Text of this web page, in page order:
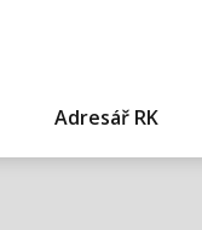
Adresář RK